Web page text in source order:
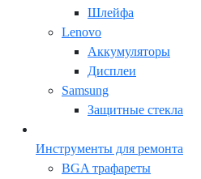
Шлейфа
Lenovo
Аккумуляторы
Дисплеи
Samsung
Защитные стекла
Инструменты для ремонта
BGA трафареты